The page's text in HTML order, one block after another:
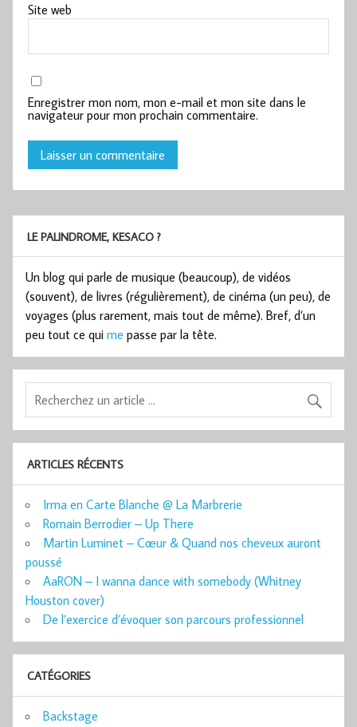
Site web
Enregistrer mon nom, mon e-mail et mon site dans le
navigateur pour mon prochain commentaire.
LE PALINDROME, KESACO ?
Un blog qui parle de musique (beaucoup), de vidéos
(souvent), de livres (régulièrement), de cinéma (un peu), de
voyages (plus rarement, mais tout de même). Bref, d’un
peu tout ce qui me passe par la tête.
ARTICLES RÉCENTS
Irma en Carte Blanche @ La Marbrerie
Romain Berrodier – Up There
Martin Luminet – Cœur & Quand nos cheveux auront
poussé
AaRON – I wanna dance with somebody (Whitney
Houston cover)
De l’exercice d’évoquer son parcours professionnel
CATÉGORIES
Backstage